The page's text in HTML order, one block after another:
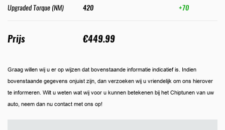
Upgraded Torque (NM) 420 +70
Prijs €449.99
Graag willen wij u er op wijzen dat bovenstaande informatie indicatief is. Indien
bovenstaande gegevens onjuist zijn, dan verzoeken wij u vriendelijk om ons hierover
te informeren. Wilt u weten wat wij voor u kunnen betekenen bij het Chiptunen van uw
auto, neem dan nu contact met ons op!